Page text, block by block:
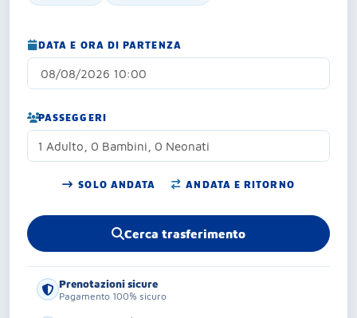
DATA E ORA DI PARTENZA
PASSEGGERI
1 Adulto, 0 Bambini, 0 Neonati
SOLO ANDATA ANDATA E RITORNO
Cerca trasferimento
Prenotazioni sicure
Pagamento 100% sicuro